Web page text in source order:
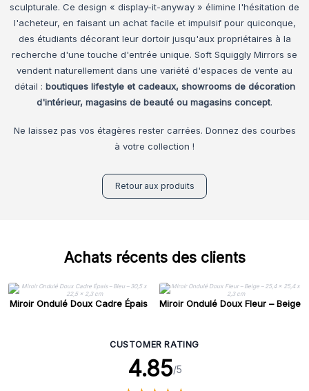
sculpturale. Ce design « display-it-anyway » élimine l'hésitation de
l'acheteur, en faisant un achat facile et impulsif pour quiconque,
des étudiants décorant leur dortoir jusqu'aux propriétaires à la
recherche d'une touche d'entrée unique. Soft Squiggly Mirrors se
vendent naturellement dans une variété d'espaces de vente au
détail : boutiques lifestyle et cadeaux, showrooms de décoration
d'intérieur, magasins de beauté ou magasins concept.
Ne laissez pas vos étagères rester carrées. Donnez des courbes
à votre collection !
Retour aux produits
Achats récents des clients
Miroir Ondulé Doux Cadre Épais
Miroir Ondulé Doux Fleur – Beige
CUSTOMER RATING
4.85/5